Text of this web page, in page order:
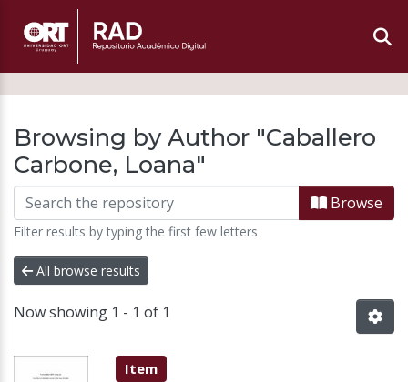
Browsing by Author "Caballero
Carbone, Loana"
Browse
Filter results by typing the first few letters
All browse results
Now showing 1 - 1 of 1
Item type:
Item,